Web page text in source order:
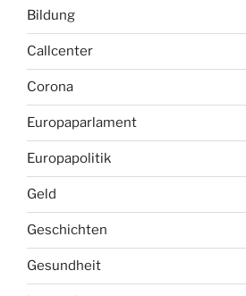
Bildung
Callcenter
Corona
Europaparlament
Europapolitik
Geld
Geschichten
Gesundheit